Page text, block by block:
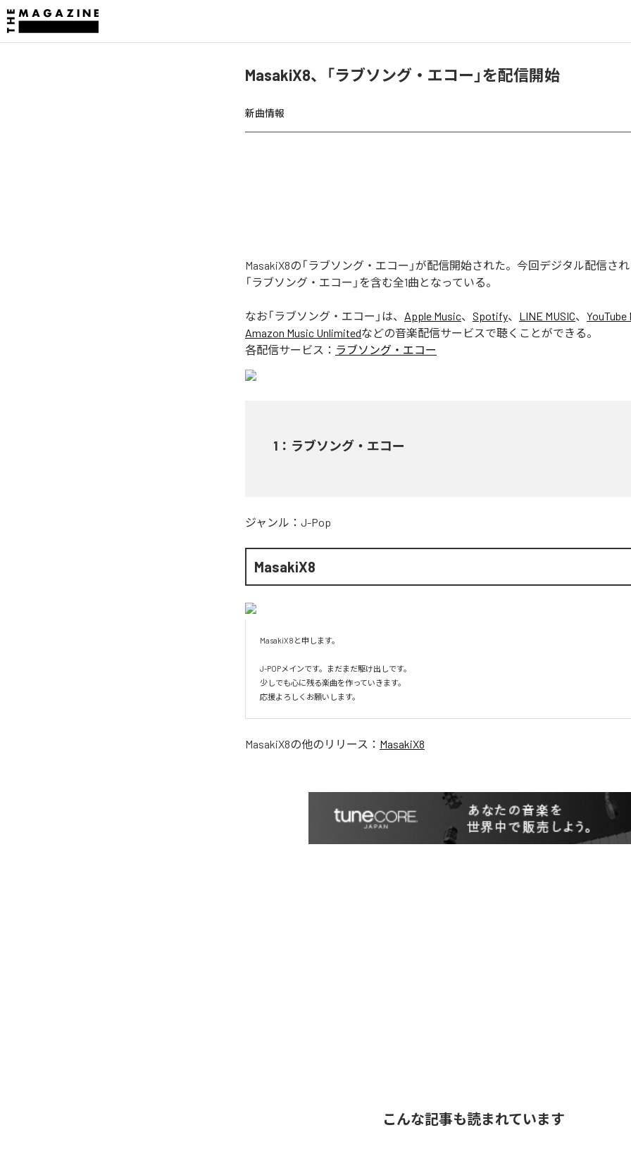
MasakiX8、「ラブソング・エコー」を配信開始
新曲情報
MasakiX8の「ラブソング・エコー」が配信開始された。今回デジタル配信され
「ラブソング・エコー」を含む全1曲となっている。
なお「ラブソング・エコー 」は、 Apple Music、 Spotify、 LINE MUSIC、 YouTube
Amazon Music Unlimitedなどの音楽配信サービスで聴くことができる。
各配信サービス： ラブソング・エコー
1 ： ラブソング・エコー
ジャンル： J-Pop
MasakiX8
MasakiX8と申します。
J-POPメインです。まだまだ駆け出しです。
少しでも心に残る楽曲を作っていきます。
応援よろしくお願いします。
MasakiX8の他のリリース： MasakiX8
こんな記事も読まれています